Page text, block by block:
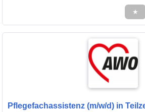
★
Pflegefachassistenz (m/w/d) in